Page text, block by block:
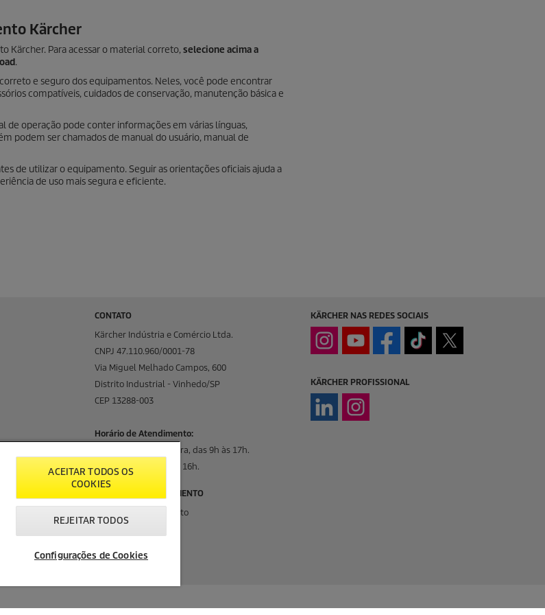
Kärcher
Kärcher. Para acessar o material correto, selecione acima a
.
e seguro dos equipamentos. Neles, você pode encontrar
compatíveis, cuidados de conservação, manutenção básica e
de operação pode conter informações em várias línguas,
podem ser chamados de manual do usuário, manual de
de utilizar o equipamento. Seguir as orientações oficiais ajuda a
de uso mais segura e eficiente.
CONTATO
Kärcher Indústria e Comércio Ltda.
CNPJ 47.110.960/0001-78
Via Miguel Melhado Campos, 600
Distrito Industrial - Vinhedo/SP
CEP 13288-003
Horário de Atendimento:
Segunda a quinta-feira, das 9h às 17h.
Sexta-feira, das 9h às 16h.
CENTRAL DE ATENDIMENTO
Canais de Atendimento
KÄRCHER NAS REDES SOCIAIS
KÄRCHER PROFISSIONAL
ACEITAR TODOS OS
COOKIES
REJEITAR TODOS
Configurações de Cookies